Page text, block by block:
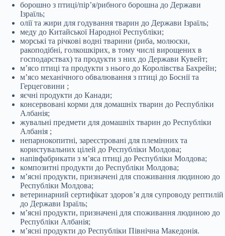
борошно з птиці/пір’я/рибного борошна до Держави
Ізраїль;
олії та жири для годування тварин до Держави Ізраїль;
меду до Китайської Народної Республіки;
морські та річкові водні тварини (риба, молюски,
ракоподібні, голкошкірих, в тому числі вирощених в
господарствах) та продукти з них до Держави Кувейт;
м’ясо птиці та продукти з нього до Королівства Бахрейн;
м’ясо механічного обвалювання з птиці до Боснії та
Герцеговини ;
яєчні продукти до Канади;
консервовані корми для домашніх тварин до Республіки
Албанія;
жувальні предмети для домашніх тварин до Республіки
Албанія ;
непарнокопитні, зареєстровані для племінних та
користувальних цілей до Республіки Молдова;
напівфабрикати з м’яса птиці до Республіки Молдова;
композитні продукти до Республіки Молдова;
м’ясні продукти, призначені для споживання людиною до
Республіки Молдова;
ветеринарний сертифікат здоров’я для супроводу рептилій
до Держави Ізраїль;
м’ясні продукти, призначені для споживання людиною до
Республіки Албанія;
м’ясні продукти до Республіки Північна Македонія.